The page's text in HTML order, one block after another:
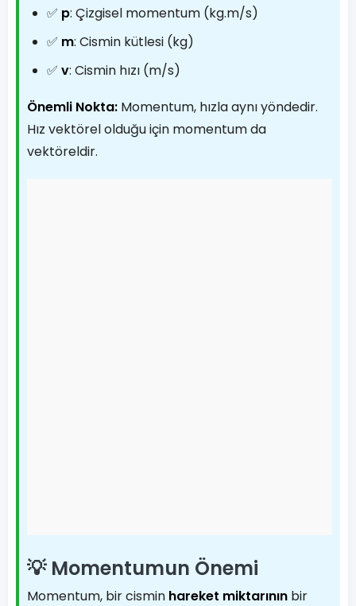
✅ p: Çizgisel momentum (kg.m/s)
✅ m: Cismin kütlesi (kg)
✅ v: Cismin hızı (m/s)
Önemli Nokta: Momentum, hızla aynı yöndedir.
Hız vektörel olduğu için momentum da
vektöreldir.
💡 Momentumun Önemi
Momentum, bir cismin hareket miktarının bir